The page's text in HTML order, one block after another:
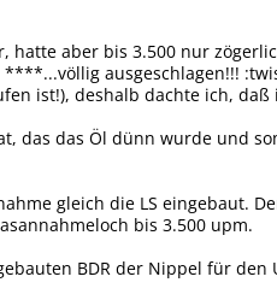
hatte aber bis 3.500 nur
****...völlig ausgeschlagen!!!
ist!), deshalb dachte ich,
das das Öl dünn wurde und
gleich die LS eingebaut.
bis 3.500 upm.
BDR der Nippel für den